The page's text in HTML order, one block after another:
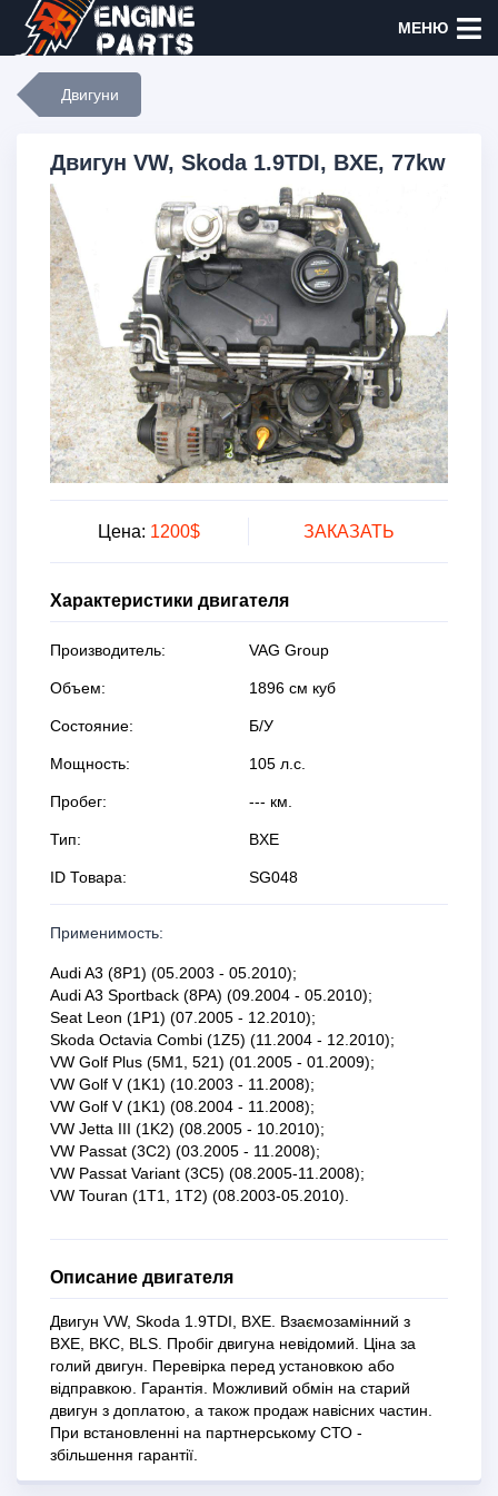
МЕНЮ
Двигуни
Двигун VW, Skoda 1.9TDI, BXE, 77kw
Цена: 1200$ ЗАКАЗАТЬ
Характеристики двигателя
Производитель: VAG Group
Объем: 1896 см куб
Состояние: Б/У
Мощность: 105 л.с.
Пробег: --- км.
Тип: BXE
ID Товара: SG048
Применимость:
Audi A3 (8P1) (05.2003 - 05.2010);
Audi A3 Sportback (8PA) (09.2004 - 05.2010);
Seat Leon (1P1) (07.2005 - 12.2010);
Skoda Octavia Combi (1Z5) (11.2004 - 12.2010);
VW Golf Plus (5M1, 521) (01.2005 - 01.2009);
VW Golf V (1K1) (10.2003 - 11.2008);
VW Golf V (1K1) (08.2004 - 11.2008);
VW Jetta III (1K2) (08.2005 - 10.2010);
VW Passat (3C2) (03.2005 - 11.2008);
VW Passat Variant (3C5) (08.2005-11.2008);
VW Touran (1T1, 1T2) (08.2003-05.2010).
Описание двигателя
Двигун VW, Skoda 1.9TDI, BXE. Взаємозамінний з
BXE, BKC, BLS. Пробіг двигуна невідомий. Ціна за
голий двигун. Перевірка перед установкою або
відправкою. Гарантія. Можливий обмін на старий
двигун з доплатою, а також продаж навісних частин.
При встановленні на партнерському СТО -
збільшення гарантії.